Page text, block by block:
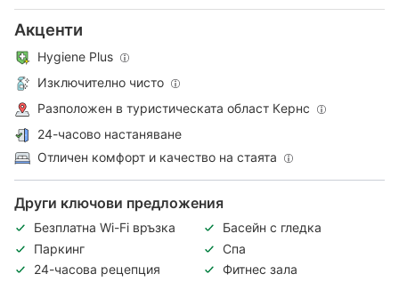
Акценти
Hygiene Plus
Изключително чисто
Разположен в туристическата област Кeрнс
24-часово настаняване
Отличен комфорт и качество на стаята
Други ключови предложения
Безплатна Wi-Fi връзка
Басейн с гледка
Паркинг
Спа
24-часова рецепция
Фитнес зала